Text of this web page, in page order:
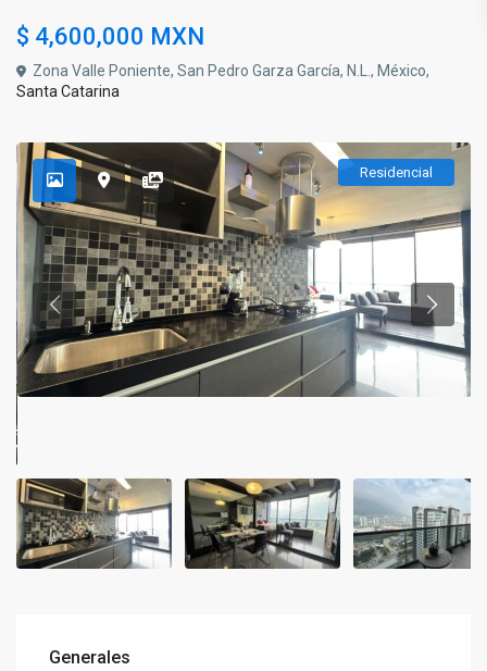
$ 4,600,000 MXN
Zona Valle Poniente, San Pedro Garza García, N.L., México,
Santa Catarina
Residencial
Generales